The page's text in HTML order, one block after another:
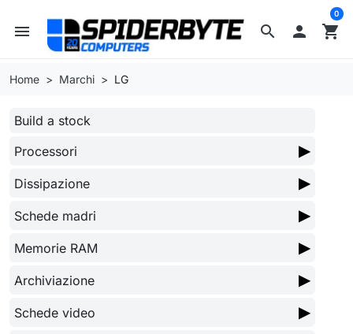
search
menu  shopping_cart
0
Home Marchi LG
Build a stock
Processori
▶
Dissipazione ▶
Schede madri ▶
Memorie RAM ▶
Archiviazione ▶
Schede video ▶